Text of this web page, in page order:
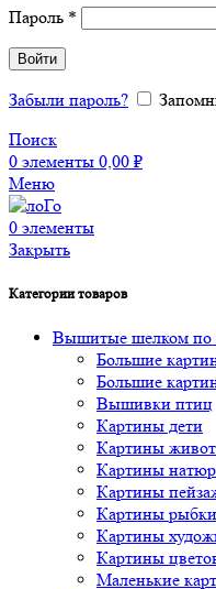
Пароль *
Войти
Забыли пароль?
Поиск
0 элементы 0,00 ₽
Меню
0 элементы
Закрыть
Категории товаров
Вышитые шелком по
Большие
Большие
Вышивки птиц
Картины дети
Картины
Картины
Картины
Картины рыбки
Картины
Картины
Маленькие